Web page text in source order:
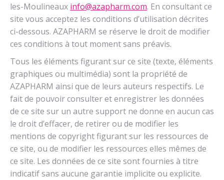
les-Moulineaux info@azapharm.com. En consultant ce
site vous acceptez les conditions d’utilisation décrites
ci-dessous. AZAPHARM se réserve le droit de modifier
ces conditions à tout moment sans préavis.
Tous les éléments figurant sur ce site (texte, éléments
graphiques ou multimédia) sont la propriété de
AZAPHARM ainsi que de leurs auteurs respectifs. Le
fait de pouvoir consulter et enregistrer les données
de ce site sur un autre support ne donne en aucun cas
le droit d’effacer, de retirer ou de modifier les
mentions de copyright figurant sur les ressources de
ce site, ou de modifier les ressources elles mêmes de
ce site. Les données de ce site sont fournies à titre
indicatif sans aucune garantie implicite ou explicite.